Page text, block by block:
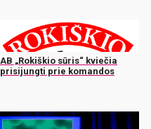
AB „Rokiškio sūris“ kviečia
prisijungti prie komandos